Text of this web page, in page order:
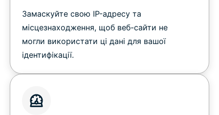
Замаскуйте свою IP-адресу та
місцезнаходження, щоб веб-сайти не
могли використати ці дані для вашої
ідентифікації.